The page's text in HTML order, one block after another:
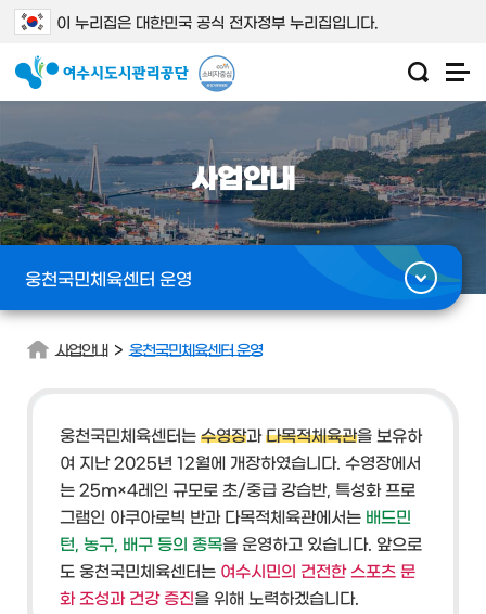
이 누리집은 대한민국 공식 전자정부 누리집입니다.
사업안내
웅천국민체육센터 운영
사업안내 > 웅천국민체육센터 운영
웅천국민체육센터는 수영장과 다목적체육관을 보유하
여 지난 2025년 12월에 개장하였습니다. 수영장에서
는 25m×4레인 규모로 초/중급 강습반, 특성화 프로
그램인 아쿠아로빅 반과 다목적체육관에서는 배드민
턴, 농구, 배구 등의 종목을 운영하고 있습니다. 앞으로
도 웅천국민체육센터는 여수시민의 건전한 스포츠 문
화 조성과 건강 증진을 위해 노력하겠습니다.